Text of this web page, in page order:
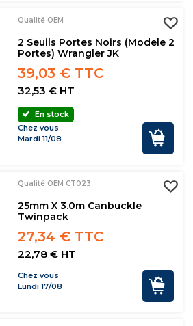
Qualité OEM
2 Seuils Portes Noirs (modele 2
Portes) Wrangler JK
39,03 € TTC
32,53 € HT
En stock
Chez vous
Mardi 11/08
Qualité OEM CT023
25mm X 3.0m Canbuckle
Twinpack
27,34 € TTC
22,78 € HT
Chez vous
Lundi 17/08